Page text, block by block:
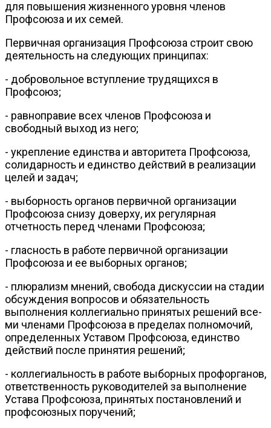
для повышения жизненного уровня членов
Профсоюза и их семей.
Первичная организация Профсоюза строит свою
деятельность на следующих принципах:
- добровольное вступление трудящихся в
Профсоюз;
- равноправие всех членов Профсоюза и
свободный выход из него;
- укрепление единства и авторитета Профсоюза,
солидарность и един­ство действий в реализации
целей и задач;
- выборность органов первичной организации
Профсоюза снизу до­верху, их регулярная
отчетность перед членами Профсоюза;
- гласность в работе первичной организации
Профсоюза и ее выбор­ных органов;
- плюрализм мнений, свобода дискуссии на стадии
обсуждения воп­росов и обязательность
выполнения коллегиально принятых решений все­
ми членами Профсоюза в пределах полномочий,
определенных Уставом Профсоюза, единство
действий после принятия решений;
- коллегиальность в работе выборных профорганов,
ответственность руководителей за выполнение
Устава Профсоюза, принятых постановле­ний и
профсоюзных поручений;